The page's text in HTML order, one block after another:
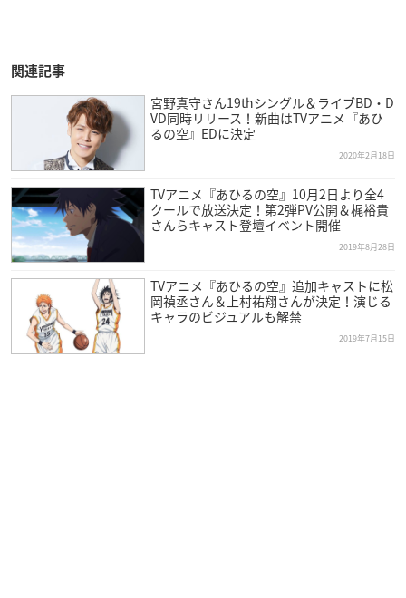
関連記事
宮野真守さん19thシングル＆ライブBD・D
VD同時リリース！新曲はTVアニメ『あひ
るの空』EDに決定
2020年2月18日
TVアニメ『あひるの空』10月2日より全4
クールで放送決定！第2弾PV公開＆梶裕貴
さんらキャスト登壇イベント開催
2019年8月28日
TVアニメ『あひるの空』追加キャストに松
岡禎丞さん＆上村祐翔さんが決定！演じる
キャラのビジュアルも解禁
2019年7月15日